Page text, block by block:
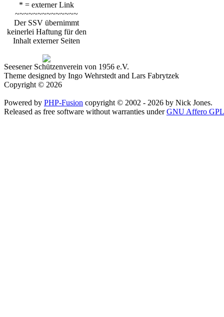
* = externer Link
~~~~~~~~~~~~~~
Der SSV übernimmt
keinerlei Haftung für den
Inhalt externer Seiten
Seesener Schützenverein von 1956 e.V.
Theme designed by Ingo Wehrstedt and Lars Fabrytzek
Copyright © 2026
Powered by PHP-Fusion copyright © 2002 - 2026 by Nick Jones.
Released as free software without warranties underGNU Affero GPL